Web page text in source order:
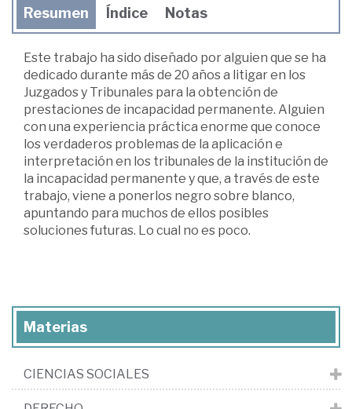
Resumen Índice Notas
Este trabajo ha sido diseñado por alguien que se ha
dedicado durante más de 20 años a litigar en los
Juzgados y Tribunales para la obtención de
prestaciones de incapacidad permanente. Alguien
con una experiencia práctica enorme que conoce
los verdaderos problemas de la aplicación e
interpretación en los tribunales de la institución de
la incapacidad permanente y que, a través de este
trabajo, viene a ponerlos negro sobre blanco,
apuntando para muchos de ellos posibles
soluciones futuras. Lo cual no es poco.
Materias
CIENCIAS SOCIALES